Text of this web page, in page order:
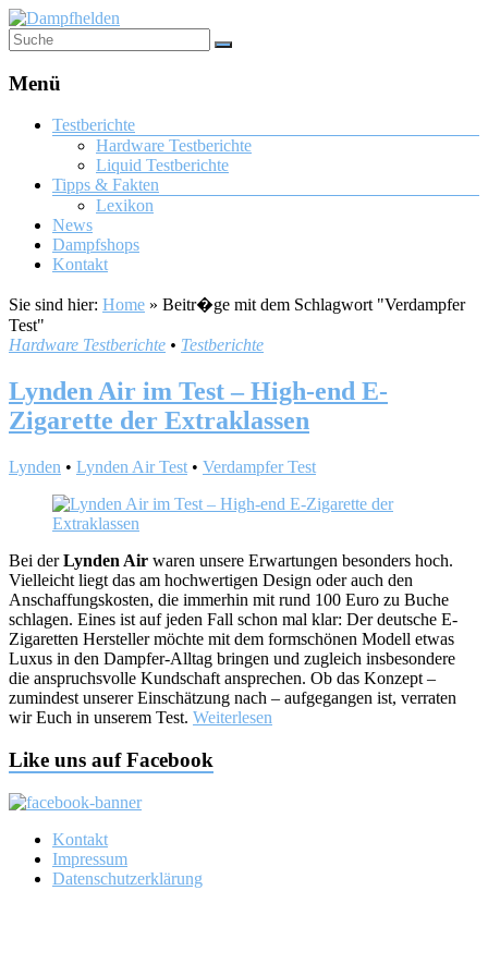
Menü
Testberichte
Hardware Testberichte
Liquid Testberichte
Tipps & Fakten
Lexikon
News
Dampfshops
Kontakt
Sie sind hier: Home » Beitr�ge mit dem Schlagwort "Verdampfer
Test"
Hardware Testberichte • Testberichte
Lynden Air im Test – High-end E-
Zigarette der Extraklassen
Lynden • Lynden Air Test • Verdampfer Test
Bei derLynden Air waren unsere Erwartungen besonders hoch.
Vielleicht liegt das am hochwertigen Design oder auch den
Anschaffungskosten, die immerhin mit rund 100 Euro zu Buche
schlagen. Eines ist auf jeden Fall schon mal klar: Der deutsche E-
Zigaretten Hersteller möchte mit dem formschönen Modell etwas
Luxus in den Dampfer-Alltag bringen und zugleich insbesondere
die anspruchsvolle Kundschaft ansprechen. Ob das Konzept –
zumindest unserer Einschätzung nach – aufgegangen ist, verraten
wir Euch in unserem Test. Weiterlesen
Like uns auf Facebook
Kontakt
Impressum
Datenschutzerklärung